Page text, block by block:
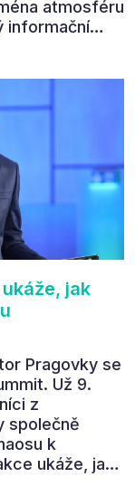
atmosféru
informační
konference,
Stach
shrnul
účastníků ve
bylo slyšet i
– že ročník s
skutečně
jak
Pragovky se
Už 9.
z
společně
k
ukáže, jak